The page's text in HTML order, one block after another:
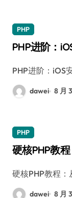
PHP
PHP进阶：
PHP进阶：
dawei 8 月
PHP
硬核PHP教
硬核PHP教程
dawei 8 月